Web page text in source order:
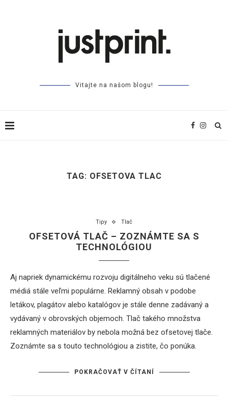
Vitajte na našom blogu!
TAG: OFSETOVA TLAC
Tipy Tlač
OFSETOVÁ TLAČ – ZOZNÁMTE SA S
TECHNOLÓGIOU
Aj napriek dynamickému rozvoju digitálneho veku sú tlačené
médiá stále veľmi populárne. Reklamný obsah v podobe
letákov, plagátov alebo katalógov je stále denne zadávaný a
vydávaný v obrovských objemoch. Tlač takého množstva
reklamných materiálov by nebola možná bez ofsetovej tlače.
Zoznámte sa s touto technológiou a zistite, čo ponúka.
POKRAČOVAŤ V ČÍTANÍ